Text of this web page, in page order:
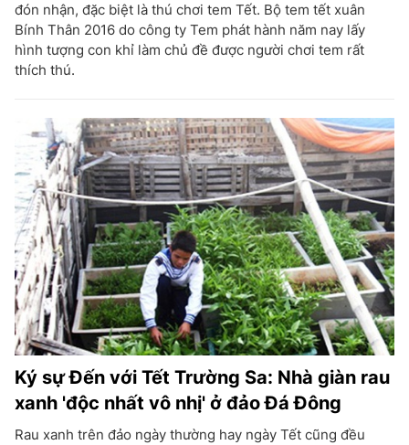
đón nhận, đặc biệt là thú chơi tem Tết. Bộ tem tết xuân
Bính Thân 2016 do công ty Tem phát hành năm nay lấy
hình tượng con khỉ làm chủ đề được người chơi tem rất
thích thú.
Ký sự Đến với Tết Trường Sa: Nhà giàn rau
xanh 'độc nhất vô nhị' ở đảo Đá Đông
Rau xanh trên đảo ngày thường hay ngày Tết cũng đều